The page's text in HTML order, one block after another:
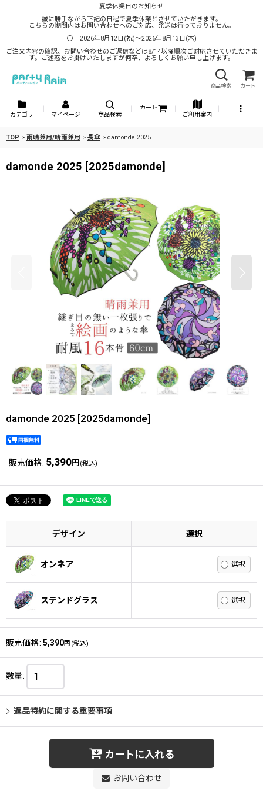
夏季休業日のお知らせ
誠に勝手ながら下記の日程で夏季休業とさせていただきます。
こちらの期間内はお問い合わせへのご対応、発送は行っておりません。
〇 2026年8月12日(祝)～2026年8月13日(木)
ご注文内容の確認、お問い合わせのご返信などは8/14以降順次ご対応させていただきま
す。ご迷惑をお掛けいたしますが何卒、よろしくお願い申し上げます。
商品検索 カート
カテゴリ マイページ 商品検索
カート
ご利用案内
TOP > 雨晴兼用/晴雨兼用 > 長傘 > damonde 2025
damonde 2025 [2025damonde]
damonde 2025 [2025damonde]
販売価格: 5,390円 (税込)
デザイン 選択
オンネア
ステンドグラス
販売価格: 5,390円 (税込)
数量:
返品特約に関する重要事項
カートに入れる
お問い合わせ